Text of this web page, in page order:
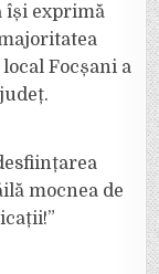
își exprimă
Focșani a
mocnea de